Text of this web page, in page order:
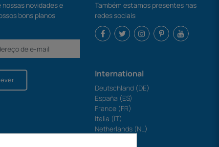
novidades e
bons planos
Também estamos presentes nas
redes sociais
International
Deutschland (DE)
España (ES)
France (FR)
Italia (IT)
Netherlands (NL)